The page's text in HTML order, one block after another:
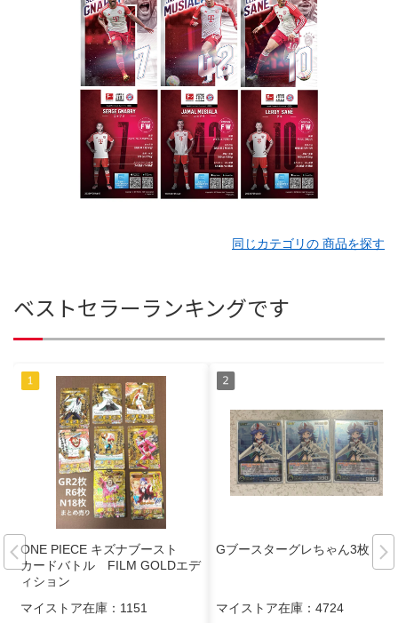
同じカテゴリの 商品を探す
ベストセラーランキングです
ONE PIECE キズナブースト
カードバトル FILM GOLDエデ
ィション
マイストア在庫： 1151
Gブースターグレちゃん3枚
マイストア在庫： 4724